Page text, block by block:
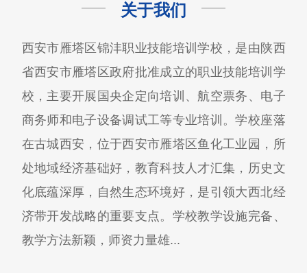
关于我们
西安市雁塔区锦沣职业技能培训学校，是由陕西
省西安市雁塔区政府批准成立的职业技能培训学
校，主要开展国央企定向培训、航空票务、电子
商务师和电子设备调试工等专业培训。学校座落
在古城西安，位于西安市雁塔区鱼化工业园，所
处地域经济基础好，教育科技人才汇集，历史文
化底蕴深厚，自然生态环境好，是引领大西北经
济带开发战略的重要支点。学校教学设施完备、
教学方法新颖，师资力量雄...